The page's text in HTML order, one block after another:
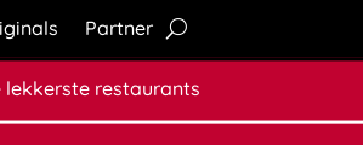
Partner
lekkerste restaurants